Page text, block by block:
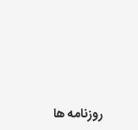
روزنامه ها